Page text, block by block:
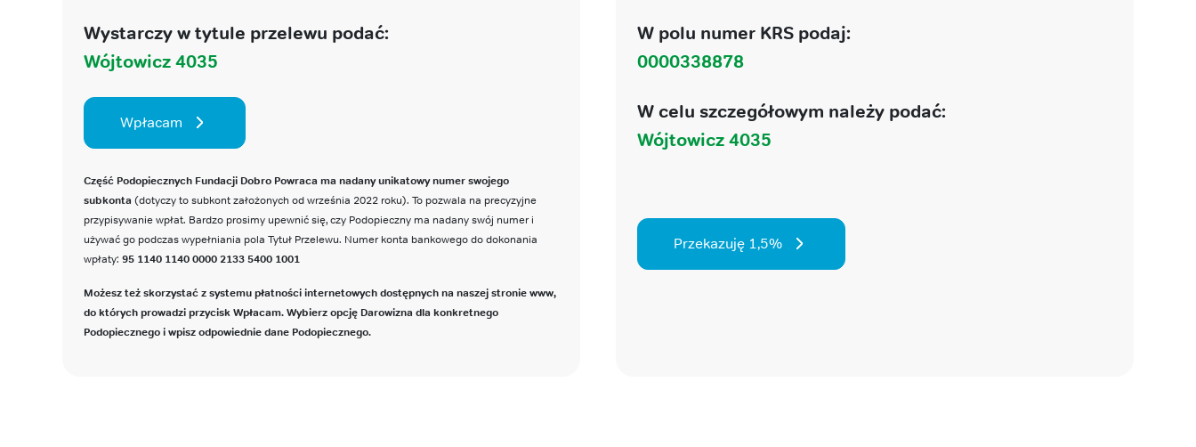
Wystarczy w tytule przelewu podać:
Wójtowicz 4035
Wpłacam
Część Podopiecznych Fundacji Dobro Powraca ma nadany unikatowy numer swojego
subkonta (dotyczy to subkont założonych od września 2022 roku). To pozwala na precyzyjne
przypisywanie wpłat. Bardzo prosimy upewnić się, czy Podopieczny ma nadany swój numer i
używać go podczas wypełniania pola Tytuł Przelewu. Numer konta bankowego do dokonania
wpłaty: 95 1140 1140 0000 2133 5400 1001
Możesz też skorzystać z systemu płatności internetowych dostępnych na naszej stronie www,
do których prowadzi przycisk Wpłacam. Wybierz opcję Darowizna dla konkretnego
Podopiecznego i wpisz odpowiednie dane Podopiecznego.
W polu numer KRS podaj:
0000338878
W celu szczegółowym należy podać:
Wójtowicz 4035
Przekazuję 1,5%